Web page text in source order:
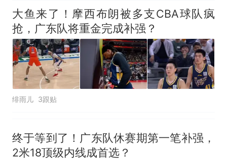
大鱼来了！摩西布朗被多支CBA球队疯
抢，广东队将重金完成补强？
绯雨儿 3跟贴
终于等到了！广东队休赛期第一笔补强，
2米18顶级内线成首选？